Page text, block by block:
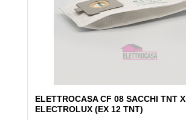
ELETTROCASA CF 08 SACCHI TNT X
ELECTROLUX (EX 12 TNT)